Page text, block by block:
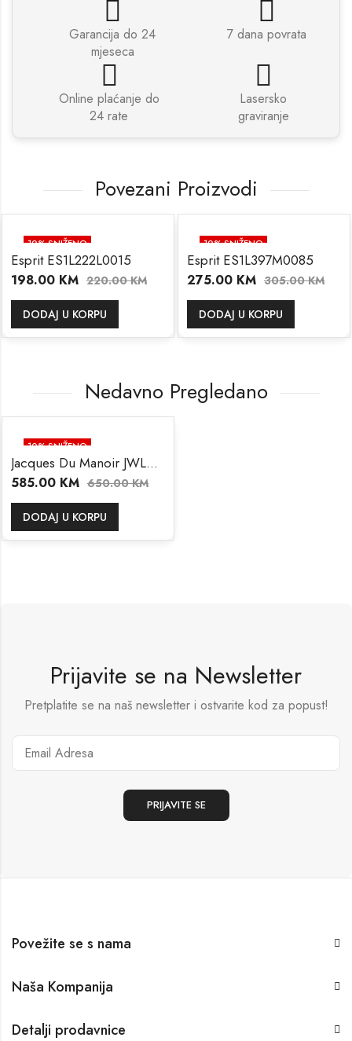
Garancija do 24
mjeseca
7 dana povrata
Online plaćanje do
24 rate
Lasersko
graviranje
Povezani Proizvodi
10% SNIŽENO
Esprit ES1L222L0015
198.00 KM 220.00KM
DODAJ U KORPU
10% SNIŽENO
Esprit ES1L397M0085
275.00 KM 305.00KM
DODAJ U KORPU
Nedavno Pregledano
10% SNIŽENO
Jacques Du Manoir JWL01103
585.00 KM 650.00KM
DODAJ U KORPU
Prijavite se na Newsletter
Pretplatite se na naš newsletter i ostvarite kod za popust!
Povežite se s nama
Naša Kompanija
Detalji prodavnice